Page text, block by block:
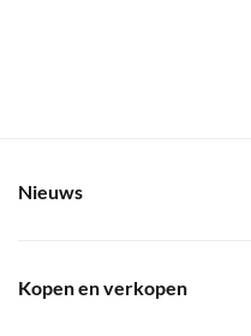
Nieuws
Kopen en verkopen